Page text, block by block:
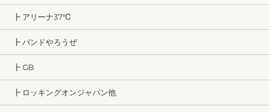
┣ アリーナ37℃
┣ バンドやろうぜ
┣ GB
┣ ロッキングオンジャパン他